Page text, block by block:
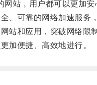
站，用户都可以更加安
可靠的网络加速服务，
和应用，突破网络限制
便捷、高效地进行。